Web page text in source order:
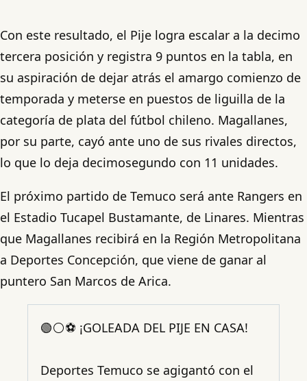
Con este resultado, el Pije logra escalar a la decimo
tercera posición y registra 9 puntos en la tabla, en
su aspiración de dejar atrás el amargo comienzo de
temporada y meterse en puestos de liguilla de la
categoría de plata del fútbol chileno. Magallanes,
por su parte, cayó ante uno de sus rivales directos,
lo que lo deja decimosegundo con 11 unidades.
El próximo partido de Temuco será ante Rangers en
el Estadio Tucapel Bustamante, de Linares. Mientras
que Magallanes recibirá en la Región Metropolitana
a Deportes Concepción, que viene de ganar al
puntero San Marcos de Arica.
🟢⚪⚽ ¡GOLEADA DEL PIJE EN CASA!
Deportes Temuco se agigantó con el